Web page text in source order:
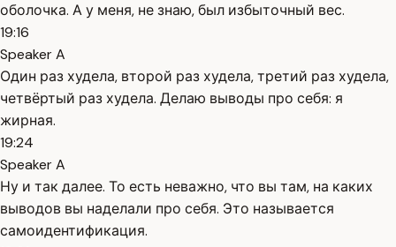
оболочка. А у меня, не знаю, был избыточный вес.
19:16
Speaker A
Один раз худела, второй раз худела, третий раз худела,
четвёртый раз худела. Делаю выводы про себя: я
жирная.
19:24
Speaker A
Ну и так далее. То есть неважно, что вы там, на каких
выводов вы наделали про себя. Это называется
самоидентификация.